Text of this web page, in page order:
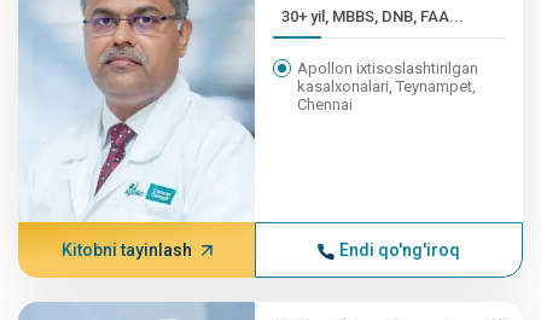
30+ yil, MBBS, DNB, FAA...
Apollon ixtisoslashtirilgan
kasalxonalari, Teynampet,
Chennai
Kitobni tayinlash Endi qo'ng'iroq